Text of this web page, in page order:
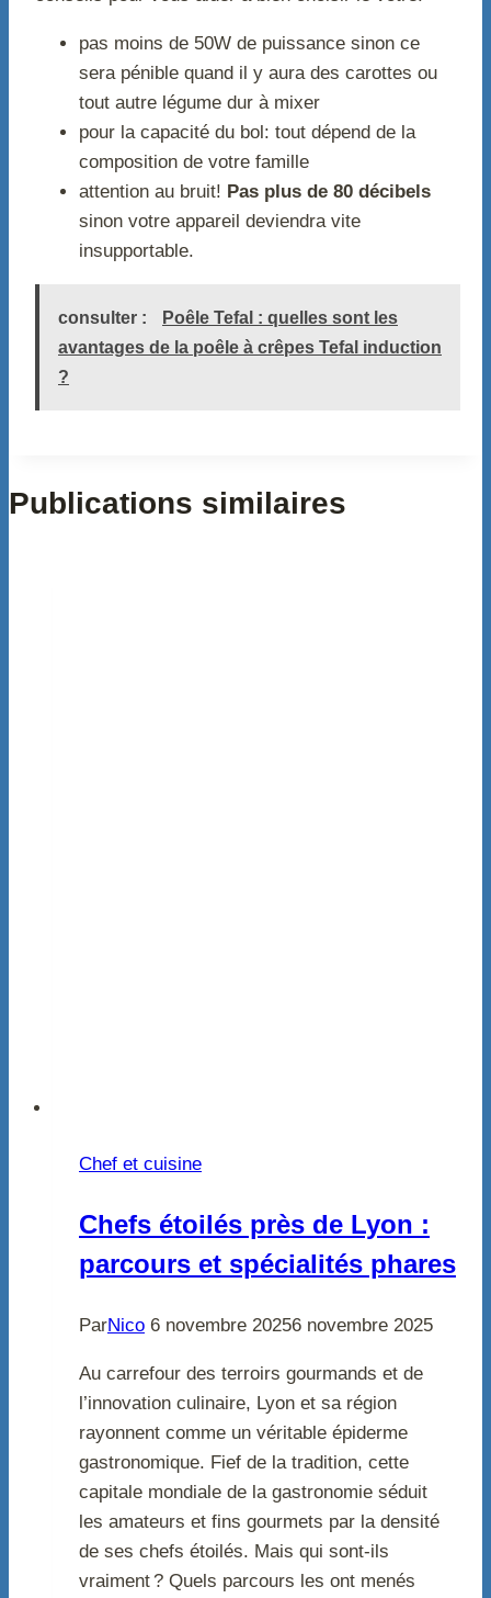
pas moins de 50W de puissance sinon ce
sera pénible quand il y aura des carottes ou
tout autre légume dur à mixer
pour la capacité du bol: tout dépend de la
composition de votre famille
attention au bruit! Pas plus de 80 décibels
sinon votre appareil deviendra vite
insupportable.
consulter :
Poêle Tefal : quelles sont les
avantages de la poêle à crêpes Tefal induction
?
Publications similaires
Chef et cuisine
Chefs étoilés près de Lyon :
parcours et spécialités phares
ParNico 6 novembre 20256 novembre 2025
Au carrefour des terroirs gourmands et de
l’innovation culinaire, Lyon et sa région
rayonnent comme un véritable épiderme
gastronomique. Fief de la tradition, cette
capitale mondiale de la gastronomie séduit
les amateurs et fins gourmets par la densité
de ses chefs étoilés. Mais qui sont-ils
vraiment ? Quels parcours les ont menés